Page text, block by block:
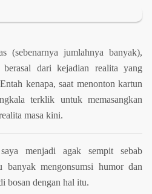
(sebenarnya jumlahnya banyak),
dari kejadian realita yang
kenapa, saat menonton kartun
terklik untuk memasangkan
masa kini.
menjadi agak sempit sebab
banyak mengonsumsi humor dan
bosan dengan hal itu.